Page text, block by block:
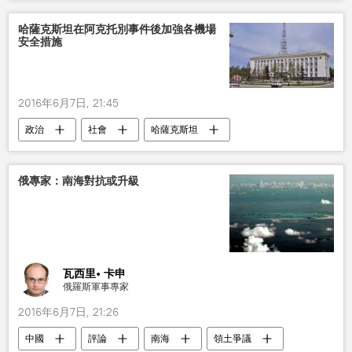
哈薩克斯坦在阿克托別事件後加強各機場
安全措施
2016年6月7日, 21:45
政治 社會 哈薩克斯坦
俄專家：南海對抗或升級
瓦西里• 卡申
俄羅斯軍事專家
2016年6月7日, 21:26
中國 評論 南海 領土爭議